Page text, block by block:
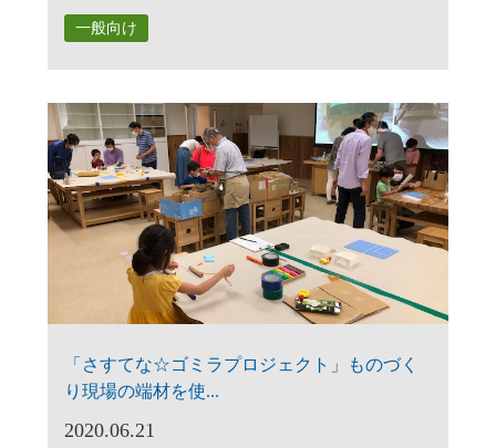
一般向け
「さすてな☆ゴミラプロジェクト」ものづく
り現場の端材を使...
2020.06.21